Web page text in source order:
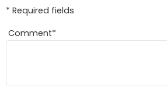
* Required fields
Comment*